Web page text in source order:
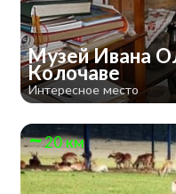
Музей Ивана
Колочаве
Интересное место
20 км